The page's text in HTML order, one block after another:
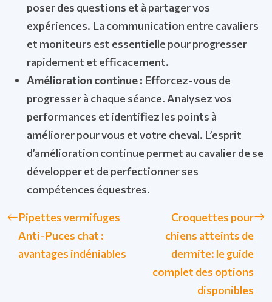
poser des questions et à partager vos
expériences. La communication entre cavaliers
et moniteurs est essentielle pour progresser
rapidement et efficacement.
Amélioration continue : Efforcez-vous de
progresser à chaque séance. Analysez vos
performances et identifiez les points à
améliorer pour vous et votre cheval. L’esprit
d’amélioration continue permet au cavalier de se
développer et de perfectionner ses
compétences équestres.
Pipettes vermifuges
Anti-Puces chat :
avantages indéniables
Croquettes pour
chiens atteints de
dermite: le guide
complet des options
disponibles